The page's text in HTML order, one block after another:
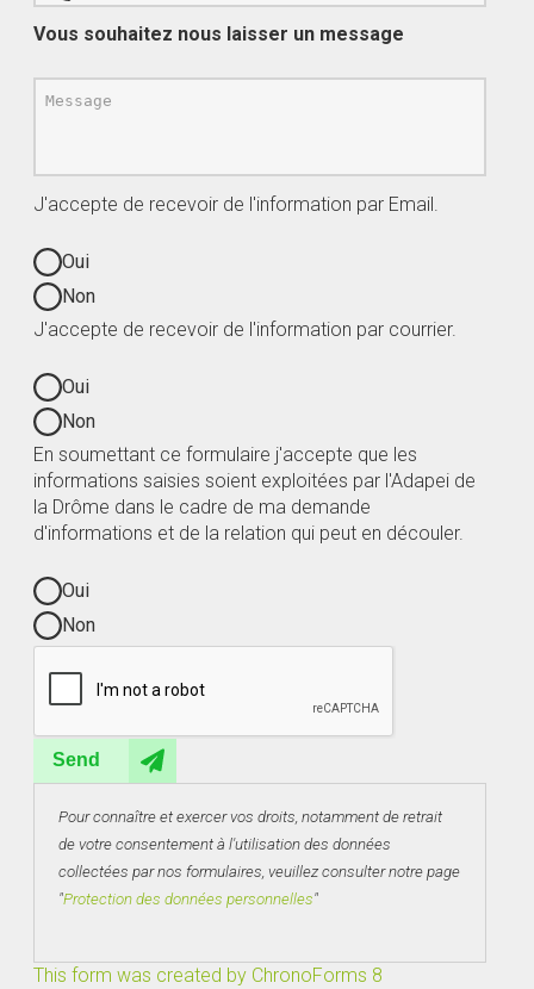
Vous souhaitez nous laisser un message
J'accepte de recevoir de l'information par Email.
Oui
Non
J'accepte de recevoir de l'information par courrier.
Oui
Non
En soumettant ce formulaire j'accepte que les
informations saisies soient exploitées par l'Adapei de
la Drôme dans le cadre de ma demande
d'informations et de la relation qui peut en découler.
Oui
Non
Send
Pour connaître et exercer vos droits, notamment de retrait
de votre consentement à l'utilisation des données
collectées par nos formulaires, veuillez consulter notre page
"Protection des données personnelles"
This form was created by ChronoForms 8